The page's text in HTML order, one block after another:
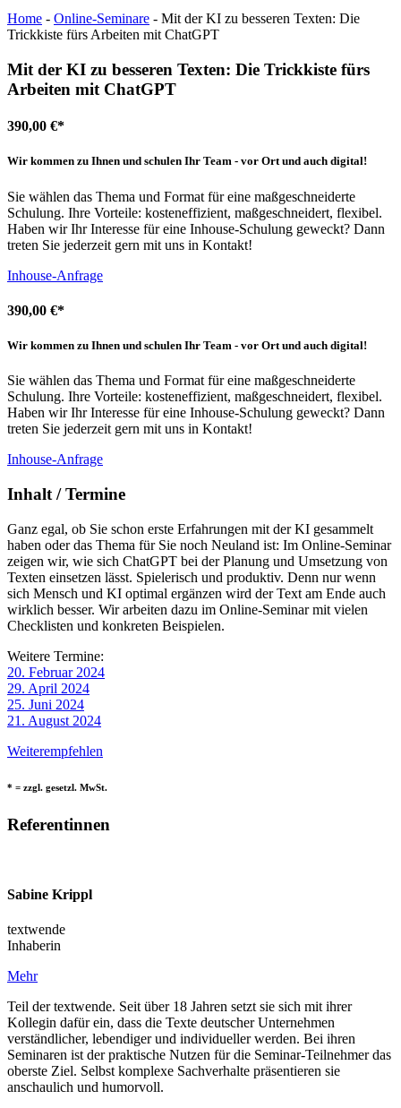
Home - Online-Seminare - Mit der KI zu besseren Texten: Die
Trickkiste fürs Arbeiten mit ChatGPT
Mit der KI zu besseren Texten: Die Trickkiste fürs
Arbeiten mit ChatGPT
390,00 €*
Wir kommen zu Ihnen und schulen Ihr Team - vor Ort und auch digital!
Sie wählen das Thema und Format für eine maßgeschneiderte
Schulung. Ihre Vorteile: kosteneffizient, maßgeschneidert, flexibel.
Haben wir Ihr Interesse für eine Inhouse-Schulung geweckt? Dann
treten Sie jederzeit gern mit uns in Kontakt!
Inhouse-Anfrage
390,00 €*
Wir kommen zu Ihnen und schulen Ihr Team - vor Ort und auch digital!
Sie wählen das Thema und Format für eine maßgeschneiderte
Schulung. Ihre Vorteile: kosteneffizient, maßgeschneidert, flexibel.
Haben wir Ihr Interesse für eine Inhouse-Schulung geweckt? Dann
treten Sie jederzeit gern mit uns in Kontakt!
Inhouse-Anfrage
Inhalt / Termine
Ganz egal, ob Sie schon erste Erfahrungen mit der KI gesammelt
haben oder das Thema für Sie noch Neuland ist: Im Online-Seminar
zeigen wir, wie sich ChatGPT bei der Planung und Umsetzung von
Texten einsetzen lässt. Spielerisch und produktiv. Denn nur wenn
sich Mensch und KI optimal ergänzen wird der Text am Ende auch
wirklich besser. Wir arbeiten dazu im Online-Seminar mit vielen
Checklisten und konkreten Beispielen.
Weitere Termine:
20. Februar 2024
29. April 2024
25. Juni 2024
21. August 2024
Weiterempfehlen
* = zzgl. gesetzl. MwSt.
Referentinnen
Sabine Krippl
textwende
Inhaberin
Mehr
Teil der textwende. Seit über 18 Jahren setzt sie sich mit ihrer
Kollegin dafür ein, dass die Texte deutscher Unternehmen
verständlicher, lebendiger und individueller werden. Bei ihren
Seminaren ist der praktische Nutzen für die Seminar-Teilnehmer das
oberste Ziel. Selbst komplexe Sachverhalte präsentieren sie
anschaulich und humorvoll.